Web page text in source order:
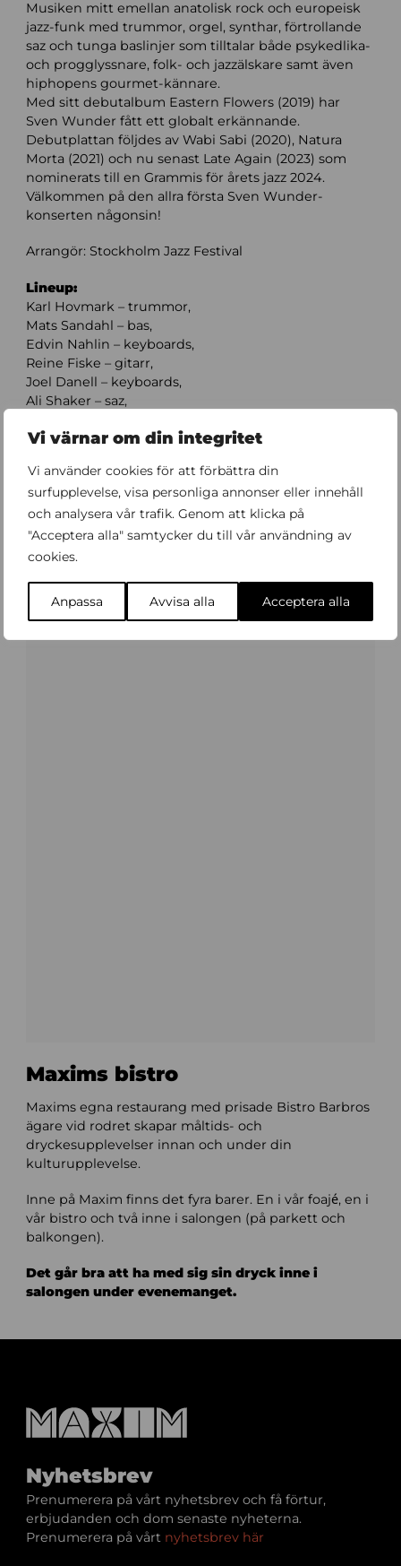
Vi värnar om din integritet
Vi använder cookies för att förbättra din
surfupplevelse, visa personliga annonser eller innehåll
och analysera vår trafik. Genom att klicka på
"Acceptera alla" samtycker du till vår användning av
cookies.
Anpassa Avvisa alla Acceptera alla
Musiken mitt emellan anatolisk rock och europeisk
jazz-funk med trummor, orgel, synthar, förtrollande
saz och tunga baslinjer som tilltalar både psykedlika-
och progglyssnare, folk- och jazzälskare samt även
hiphopens gourmet-kännare.
Med sitt debutalbum Eastern Flowers (2019) har
Sven Wunder fått ett globalt erkännande.
Debutplattan följdes av Wabi Sabi (2020), Natura
Morta (2021) och nu senast Late Again (2023) som
nominerats till en Grammis för årets jazz 2024.
Välkommen på den allra första Sven Wunder-
konserten någonsin!
Arrangör: Stockholm Jazz Festival
Lineup:
Karl Hovmark – trummor,
Mats Sandahl – bas,
Edvin Nahlin – keyboards,
Reine Fiske – gitarr,
Joel Danell – keyboards,
Ali Shaker – saz,
Köp biljett
Maxims bistro
Maxims egna restaurang med prisade Bistro Barbros
ägare vid rodret skapar måltids- och
dryckesupplevelser innan och under din
kulturupplevelse.
Inne på Maxim finns det fyra barer. En i vår foajé, en i
vår bistro och två inne i salongen (på parkett och
balkongen).
Det går bra att ha med sig sin dryck inne i
salongen under evenemanget.
Nyhetsbrev
Prenumerera på vårt nyhetsbrev och få förtur,
erbjudanden och dom senaste nyheterna.
Prenumerera på vårt nyhetsbrev här